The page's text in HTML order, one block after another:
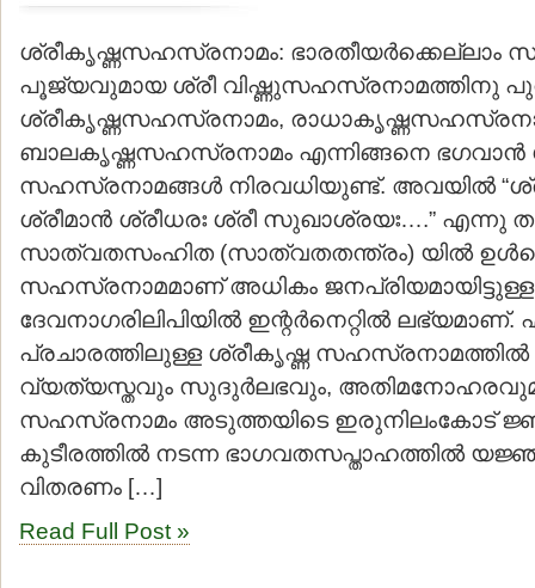
ശ്രീകൃഷ്ണസഹസ്രനാമം: ഭാരതീയര്‍ക്കെല്ലാം
പൂജ്യവുമായ ശ്രീ വിഷ്ണുസഹസ്രനാമത്തിനു
ശ്രീകൃഷ്ണസഹസ്രനാമം,
ബാലകൃഷ്ണസഹസ്രനാമം എന്നിങ്ങനെ ഭഗവാന്‍
സഹസ്രനാമങ്ങള്‍ നിരവധിയുണ്ട്. അവയില്‍
ശ്രീമാന്‍ ശ്രീധരഃ ശ്രീ സുഖാശ്രയഃ….” എന്നു
സാത്വതസംഹിത (സാത്വതതന്ത്രം) യില്‍
സഹസ്രനാമമാണ് അധികം
ദേവനാഗരിലിപിയില്‍ ഇന്റര്‍നെറ്റില്‍
പ്രചാരത്തിലുള്ള ശ്രീകൃഷ്ണ സഹസ്രനാമത്തില്‍
വ്യത്യസ്തവും സുദുര്‍ലഭവും,
സഹസ്രനാമം അടുത്തയിടെ ഇരുനിലംകോട്
കുടീരത്തില്‍ നടന്ന ഭാഗവതസപ്താഹത്തില്‍
വിതരണം […]
Read Full Post »